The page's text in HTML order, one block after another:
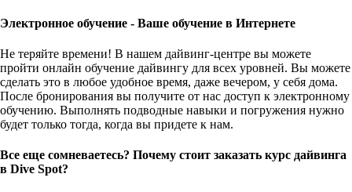
Электронное обучение - Ваше обучение в Интернете
Не теряйте времени! В нашем дайвинг-центре вы можете
пройти онлайн обучение дайвингу для всех уровней. Вы можете
сделать это в любое удобное время, даже вечером, у себя дома.
После бронирования вы получите от нас доступ к электронному
обучению. Выполнять подводные навыки и погружения нужно
будет только тогда, когда вы придете к нам.
Все еще сомневаетесь? Почему стоит заказать курс дайвинга
в Dive Spot?